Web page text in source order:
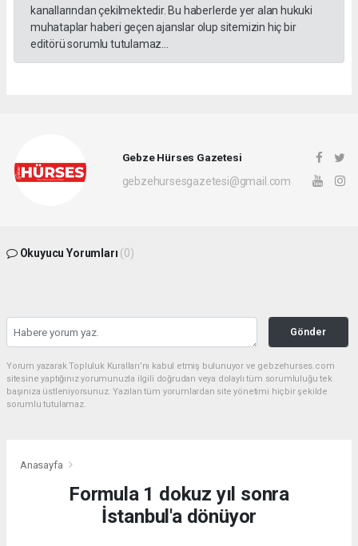
kanallarından çekilmektedir. Bu haberlerde yer alan hukuki
muhataplar haberi geçen ajanslar olup sitemizin hiç bir
editörü sorumlu tutulamaz...
Gebze Hürses Gazetesi
gebzehursesgazetesi@gmail.com
Okuyucu Yorumları (0)
Gönder
Yorum yazarak Topluluk Kuralları’nı kabul etmiş bulunuyor ve gebzehurses.com
sitesine yaptığınız yorumunuzla ilgili doğrudan veya dolaylı tüm sorumluluğu tek
başınıza üstleniyorsunuz. Yazılan tüm yorumlardan site yönetimi hiçbir şekilde
sorumlu tutulamaz.
Anasayfa
Formula 1 dokuz yıl sonra
İstanbul'a dönüyor